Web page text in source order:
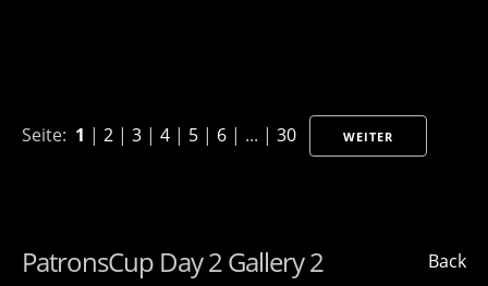
Seite: 1 | 2 | 3 | 4 | 5 | 6 | ... | 30 WEITER
Back
PatronsCup Day 2 Gallery 2